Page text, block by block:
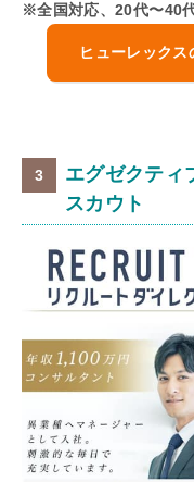
※全国対応、20代〜40
ヒューレック
エグゼクティ
スカウト